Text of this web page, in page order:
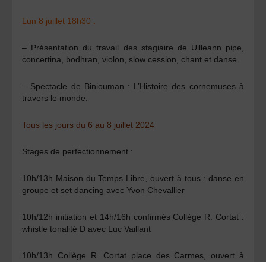
Lun 8 juillet 18h30 :
– Présentation du travail des stagiaire de Uilleann pipe,
concertina, bodhran, violon, slow cession, chant et danse.
– Spectacle de Biniouman : L’Histoire des cornemuses à
travers le monde.
Tous les jours du 6 au 8 juillet 2024
Stages de perfectionnement :
10h/13h Maison du Temps Libre, ouvert à tous : danse en
groupe et set dancing avec Yvon Chevallier
10h/12h initiation et 14h/16h confirmés Collège R. Cortat :
whistle tonalité D avec Luc Vaillant
10h/13h Collège R. Cortat place des Carmes, ouvert à